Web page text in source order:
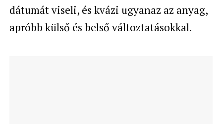
dátumát viseli, és kvázi ugyanaz az anyag,
apróbb külső és belső változtatásokkal.